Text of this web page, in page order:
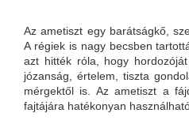
Az ametiszt egy barátságkő,
A régiek is nagy becsben
azt hitték róla, hogy
józanság, értelem, tiszta
mérgektől is. Az ametiszt a
fajtájára hatékonyan